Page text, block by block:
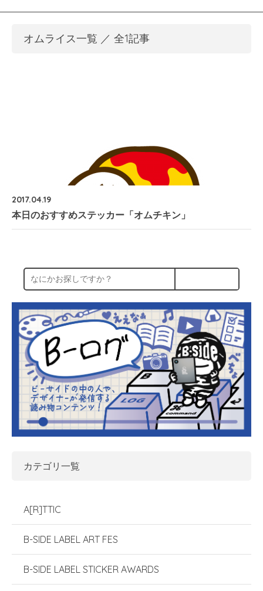
オムライス一覧 ／ 全1記事
2017.04.19
本日のおすすめステッカー「オムチキン」
カテゴリ一覧
A[R]TTIC
B-SIDE LABEL ART FES
B-SIDE LABEL STICKER AWARDS